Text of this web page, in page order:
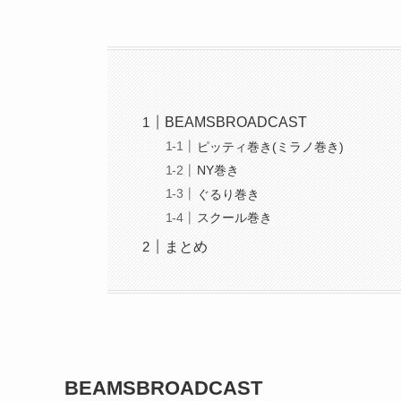
BEAMSBROADCAST
ピッティ巻き(ミラノ巻き)
NY巻き
ぐるり巻き
スクール巻き
まとめ
BEAMSBROADCAST